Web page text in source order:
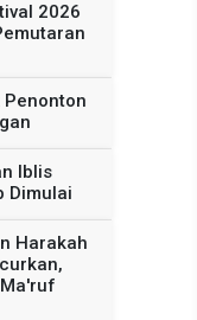
2026
Iblis
Dimulai
Harakah